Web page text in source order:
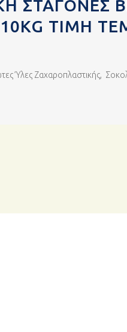
ΣΤΑΓΟΝΕΣ
10KG ΤΙΜΗ
Ύλες Ζαχαροπλαστικής,